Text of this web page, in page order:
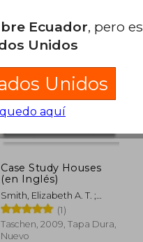
Case Study Houses
(en Inglés)
Smith, Elizabeth A. T. ;
Gössel, Peter ; Shulman,
Julius
(1)
Taschen, 2009, Tapa Dura,
Nuevo
Ecuador, pero
Unidos
Unidos
aquí